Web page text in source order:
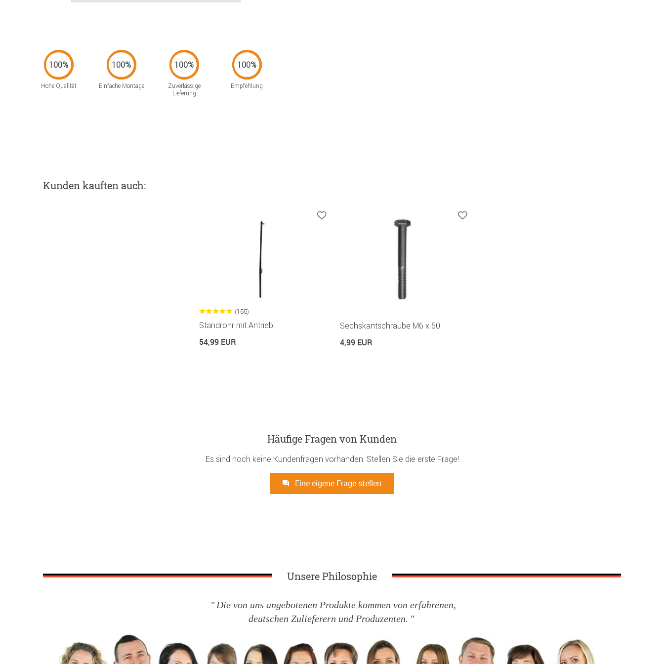
Hohe Qualität Einfache Montage
Zuverlässige
Lieferung
Empfehlung
Kunden kauften auch:
(155)
Standrohr mit Antrieb
54,99 EUR
Sechskantschraube M6 x 50
4,99 EUR
Häufige Fragen von Kunden
Es sind noch keine Kundenfragen vorhanden. Stellen Sie die erste Frage!
Eine eigene Frage stellen
Unsere Philosophie
Die von uns angebotenen Produkte kommen von erfahrenen,
deutschen Zulieferern und Produzenten.